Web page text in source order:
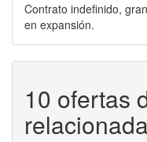
Contrato indefinido,
en expansión.
10 ofertas